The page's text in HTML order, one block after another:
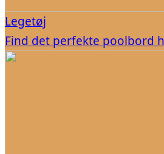
Legetøj
Find det perfekte poolbord